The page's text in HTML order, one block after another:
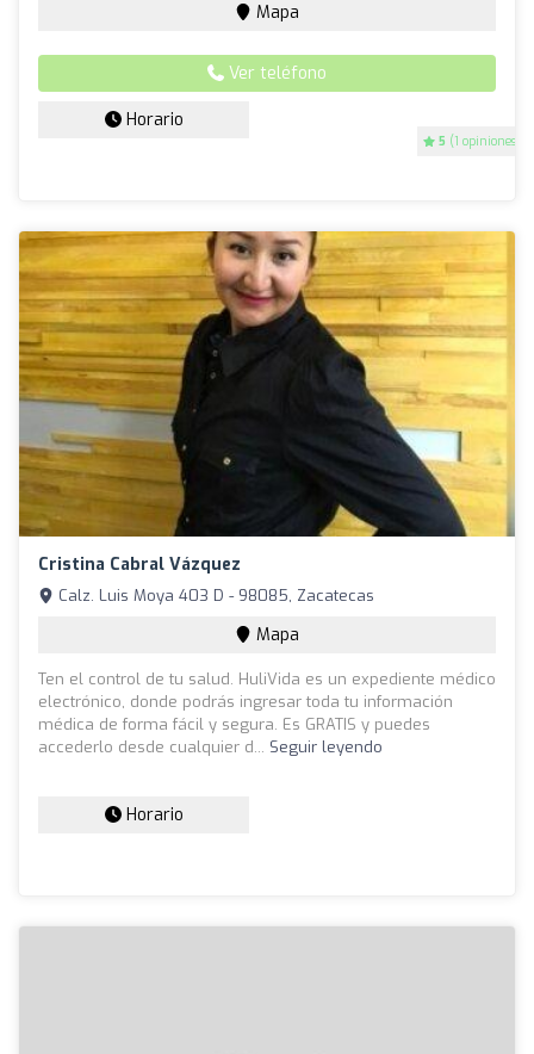
5 (1 opiniones)
Mapa
Ver teléfono
Horario
Cristina Cabral Vázquez
Calz. Luis Moya 403 D - 98085, Zacatecas
Mapa
Ten el control de tu salud. HuliVida es un expediente médico
electrónico, donde podrás ingresar toda tu información
médica de forma fácil y segura. Es GRATIS y puedes
accederlo desde cualquier d... Seguir leyendo
Horario